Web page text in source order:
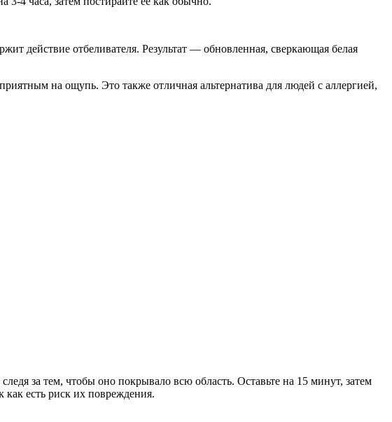
действие отбеливателя. Результат — обновленная, сверкающая белая
на ощупь. Это также отличная альтернатива для людей с аллергией,
за тем, чтобы оно покрывало всю область. Оставьте на 15 минут, затем
как есть риск их повреждения.